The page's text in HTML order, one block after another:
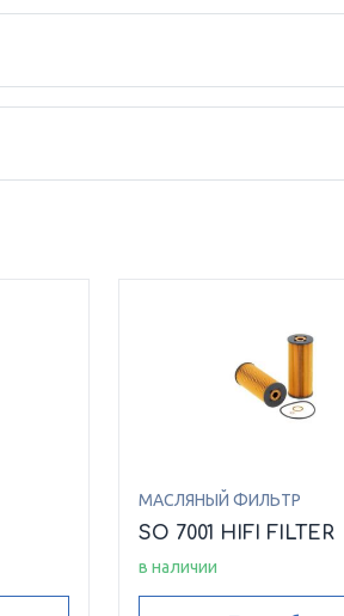
МАСЛЯНЫЙ ФИЛЬТР
SO 7001 HIFI FILTER
в наличии